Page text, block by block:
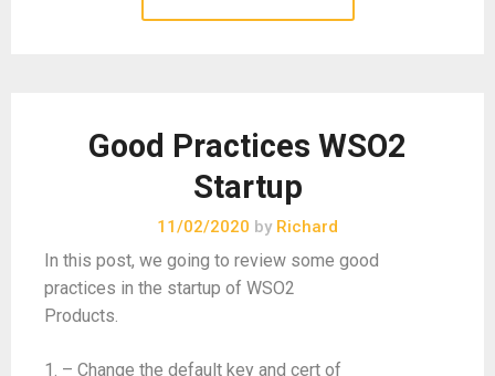
Good Practices WSO2
Startup
11/02/2020 by Richard
In this post, we going to review some good
practices in the startup of WSO2
Products.
1. – Change the default key and cert of